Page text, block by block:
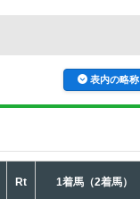
表内の略称
Rt 1着馬（2着馬）